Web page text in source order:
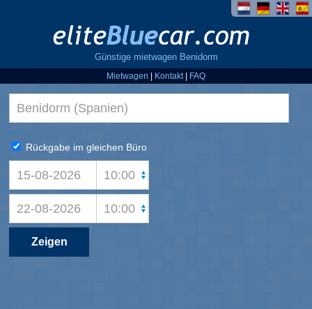
Günstige mietwagen Benidorm
Mietwagen
Kontakt| FAQ
Rückgabe im gleichen Büro